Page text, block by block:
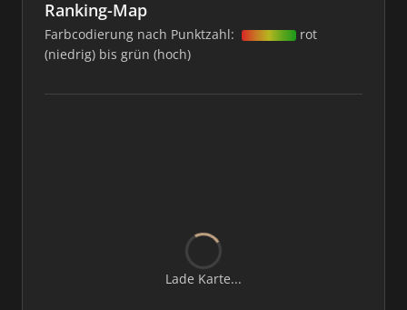
Ranking-Map
Farbcodierung nach Punktzahl:
rot
(niedrig) bis grün (hoch)
Lade Karte...